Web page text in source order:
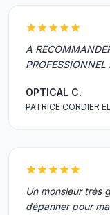
A
OPTICAL C.
PATRICE CORDIER
Un monsieur très
dépanner pour